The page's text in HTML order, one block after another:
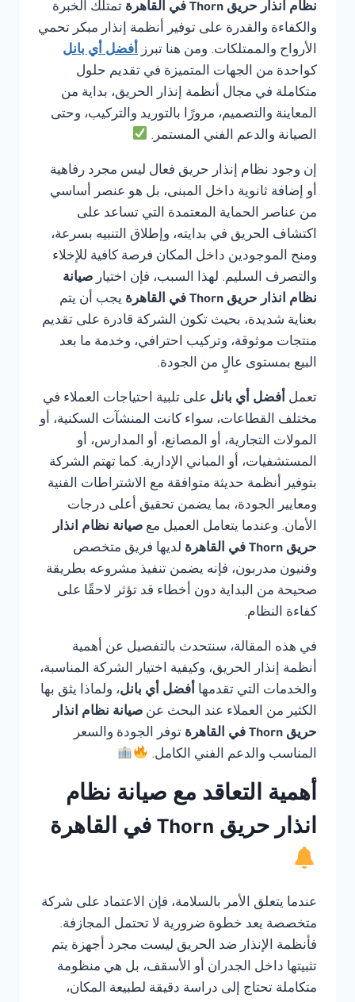
نظام انذار حريق Thorn في القاهرة
تمتلك الخبرة
والكفاءة والقدرة على توفير أنظمة إنذار مبكر تحمي
الأرواح والممتلكات. ومن هنا تبرز أفضل أي بانل
كواحدة من الجهات المتميزة في تقديم حلول
متكاملة في مجال أنظمة إنذار الحريق، بداية من
المعاينة والتصميم، مرورًا بالتوريد والتركيب، وحتى
الصيانة والدعم الفني المستمر.
إن وجود نظام إنذار حريق فعال ليس مجرد رفاهية
أو إضافة ثانوية داخل المبنى، بل هو عنصر أساسي
من عناصر الحماية المعتمدة التي تساعد على
اكتشاف الحريق في بدايته، وإطلاق التنبيه بسرعة،
ومنح الموجودين داخل المكان فرصة كافية للإخلاء
والتصرف السليم. لهذا السبب، فإن اختيار صيانة
نظام انذار حريق Thorn في القاهرة
يجب أن يتم
بعناية شديدة، بحيث تكون الشركة قادرة على تقديم
منتجات موثوقة، وتركيب احترافي، وخدمة ما بعد
البيع بمستوى عالٍ من الجودة.
تعمل أفضل أي بانل على تلبية احتياجات العملاء في
مختلف القطاعات، سواء كانت المنشآت السكنية، أو
المولات التجارية، أو المصانع، أو المدارس، أو
المستشفيات، أو المباني الإدارية. كما تهتم الشركة
بتوفير أنظمة حديثة متوافقة مع الاشتراطات الفنية
ومعايير الجودة، بما يضمن تحقيق أعلى درجات
الأمان. وعندما يتعامل العميل مع صيانة نظام انذار
حريق Thorn في القاهرة
لديها فريق متخصص
وفنيون مدربون، فإنه يضمن تنفيذ مشروعه بطريقة
صحيحة من البداية دون أخطاء قد تؤثر لاحقًا على
كفاءة النظام.
في هذه المقالة، سنتحدث بالتفصيل عن أهمية
أنظمة إنذار الحريق، وكيفية اختيار الشركة المناسبة،
والخدمات التي تقدمها أفضل أي بانل، ولماذا يثق بها
الكثير من العملاء عند البحث عن صيانة نظام انذار
حريق Thorn في القاهرة
توفر الجودة والسعر
المناسب والدعم الفني الكامل.
أهمية التعاقد مع صيانة نظام
انذار حريق Thorn في القاهرة
عندما يتعلق الأمر بالسلامة، فإن الاعتماد على شركة
متخصصة يعد خطوة ضرورية لا تحتمل المجازفة.
فأنظمة الإنذار ضد الحريق ليست مجرد أجهزة يتم
تثبيتها داخل الجدران أو الأسقف، بل هي منظومة
متكاملة تحتاج إلى دراسة دقيقة لطبيعة المكان،